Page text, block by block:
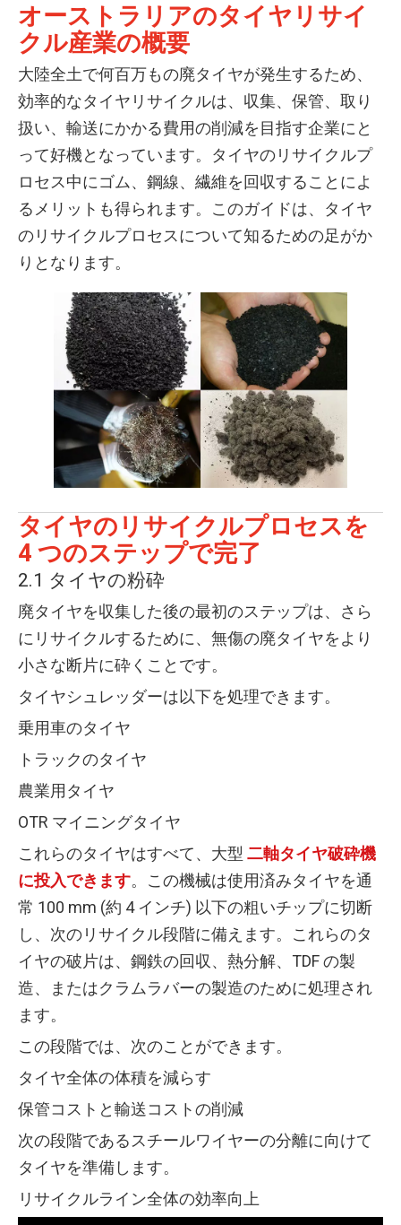
オーストラリアのタイヤリサイ
クル産業の概要
大陸全土で何百万もの廃タイヤが発生するため、
効率的なタイヤリサイクルは、収集、保管、取り
扱い、輸送にかかる費用の削減を目指す企業にと
って好機となっています。タイヤのリサイクルプ
ロセス中にゴム、鋼線、繊維を回収することによ
るメリットも得られます。このガイドは、タイヤ
のリサイクルプロセスについて知るための足がか
りとなります。
タイヤのリサイクルプロセスを
4 つのステップで完了
2.1 タイヤの粉砕
廃タイヤを収集した後の最初のステップは、さら
にリサイクルするために、無傷の廃タイヤをより
小さな断片に砕くことです。
タイヤシュレッダーは以下を処理できます。
乗用車のタイヤ
トラックのタイヤ
農業用タイヤ
OTR マイニングタイヤ
これらのタイヤはすべて、大型 二軸タイヤ破砕機
に投入できます。この機械は使用済みタイヤを通
常 100 mm (約 4 インチ) 以下の粗いチップに切断
し、次のリサイクル段階に備えます。これらのタ
イヤの破片は、鋼鉄の回収、熱分解、TDF の製
造、またはクラムラバーの製造のために処理され
ます。
この段階では、次のことができます。
タイヤ全体の体積を減らす
保管コストと輸送コストの削減
次の段階であるスチールワイヤーの分離に向けて
タイヤを準備します。
リサイクルライン全体の効率向上